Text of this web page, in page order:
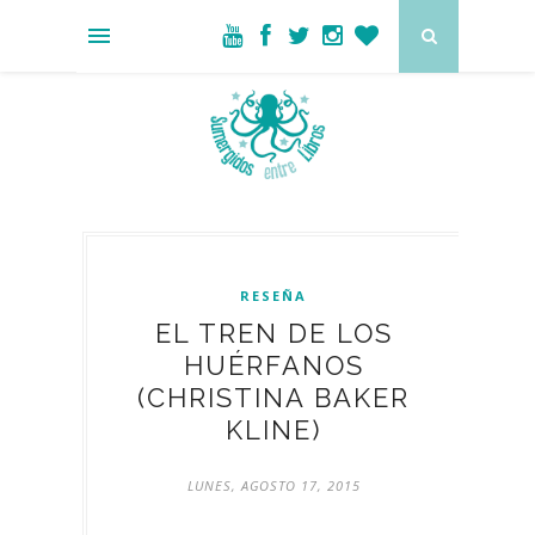
RESEÑA
EL TREN DE LOS
HUÉRFANOS
(CHRISTINA BAKER
KLINE)
LUNES, AGOSTO 17, 2015